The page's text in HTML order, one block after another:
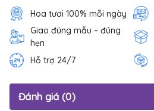
Hoa tươi 100% mỗi ngày
Giao đúng mẫu – đúng
hẹn
Hỗ trợ 24/7
Đánh giá (0)